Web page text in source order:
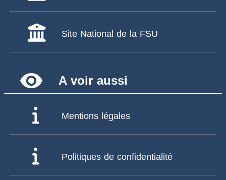
Site National de la FSU
remove_red_eye A voir aussi
Mentions légales
Politiques de confidentialité